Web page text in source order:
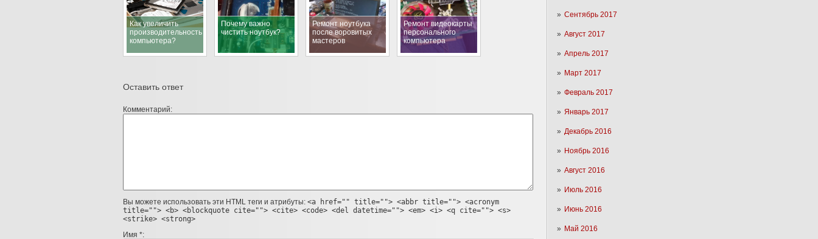
Сентябрь 2017
Август 2017
Апрель 2017
Март 2017
Февраль 2017
Январь 2017
Декабрь 2016
Ноябрь 2016
Август 2016
Июль 2016
Июнь 2016
Май 2016
Как увеличить
производительность
компьютера?
Почему важно
чистить ноутбук?
Ремонт ноутбука
после воровитых
мастеров
Ремонт видеокарты
персонального
компьютера
Оставить ответ
Комментарий
Вы можете использовать эти HTML теги и атрибуты: <a href="" title=""> <abbr title=""> <acronym
title=""> <b> <blockquote cite=""> <cite> <code> <del datetime=""> <em> <i> <q cite=""> <s>
<strike> <strong>
Имя *